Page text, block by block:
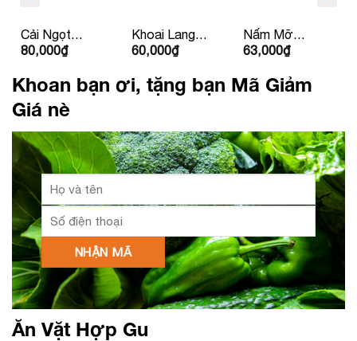
Cải Ngọt
Nhật
80,000₫
Khoai Lang
Nhật
60,000₫
Nấm Mỡ
Yoshi Nâu
63,000₫
Khoan bạn ơi, tặng bạn Mã Giảm
Giá nè
Ăn Vặt Hợp Gu